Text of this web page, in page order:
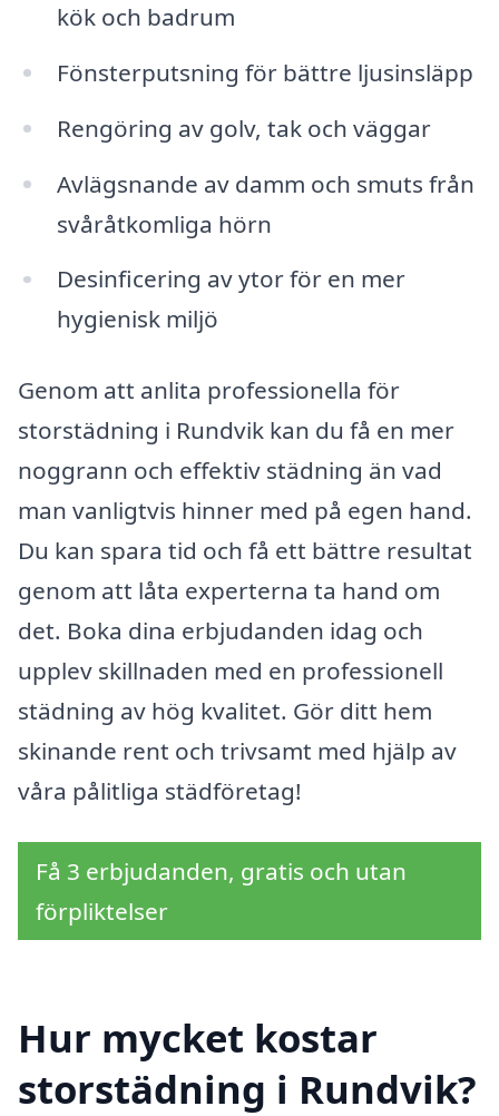
kök och badrum
Fönsterputsning för bättre ljusinsläpp
Rengöring av golv, tak och väggar
Avlägsnande av damm och smuts från
svåråtkomliga hörn
Desinficering av ytor för en mer
hygienisk miljö
Genom att anlita professionella för
storstädning i Rundvik kan du få en mer
noggrann och effektiv städning än vad
man vanligtvis hinner med på egen hand.
Du kan spara tid och få ett bättre resultat
genom att låta experterna ta hand om
det. Boka dina erbjudanden idag och
upplev skillnaden med en professionell
städning av hög kvalitet. Gör ditt hem
skinande rent och trivsamt med hjälp av
våra pålitliga städföretag!
Få 3 erbjudanden, gratis och utan
förpliktelser
Hur mycket kostar
storstädning i Rundvik?